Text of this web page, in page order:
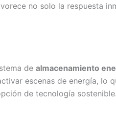
no solo la respuesta
de almacenamiento
escenas de energía, lo
de tecnología sostenible.